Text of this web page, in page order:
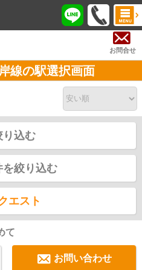
お問合せ
線の駅選択画面
り込む
を絞り込む
エスト
て
お問い合わせ